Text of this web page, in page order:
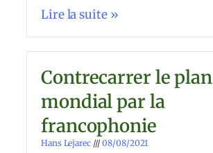
Lire la suite »
Contrecarrer le plan
mondial par la
francophonie
Hans Lejarec 08/08/2021